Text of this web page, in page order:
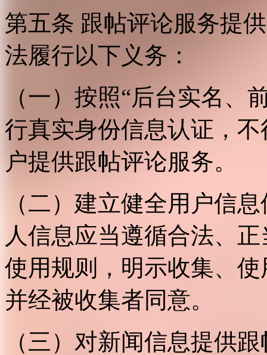
第五条 跟帖评论服务提
法履行以下义务：
（一）按照“后台实名、
行真实身份信息认证，
户提供跟帖评论服务。
（二）建立健全用户信
人信息应当遵循合法、
使用规则，明示收集、
并经被收集者同意。
（三）对新闻信息提供